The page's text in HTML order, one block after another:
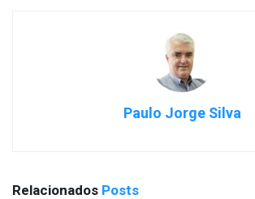
Paulo Jorge Silva
Relacionados Posts